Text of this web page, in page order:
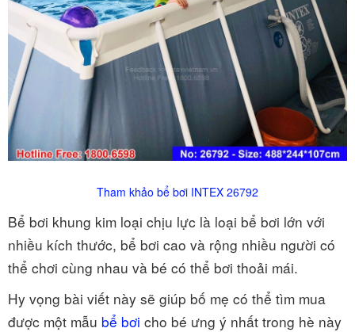
Tham khảo bể bơi INTEX 26792
Bể bơi khung kim loại chịu lực là loại bể bơi lớn với
nhiều kích thước, bể bơi cao và rộng nhiều người có
thể chơi cùng nhau và bé có thể bơi thoải mái.
Hy vọng bài viết này sẽ giúp bố mẹ có thể tìm mua
được một mẫu bể bơi cho bé ưng ý nhất trong hè này